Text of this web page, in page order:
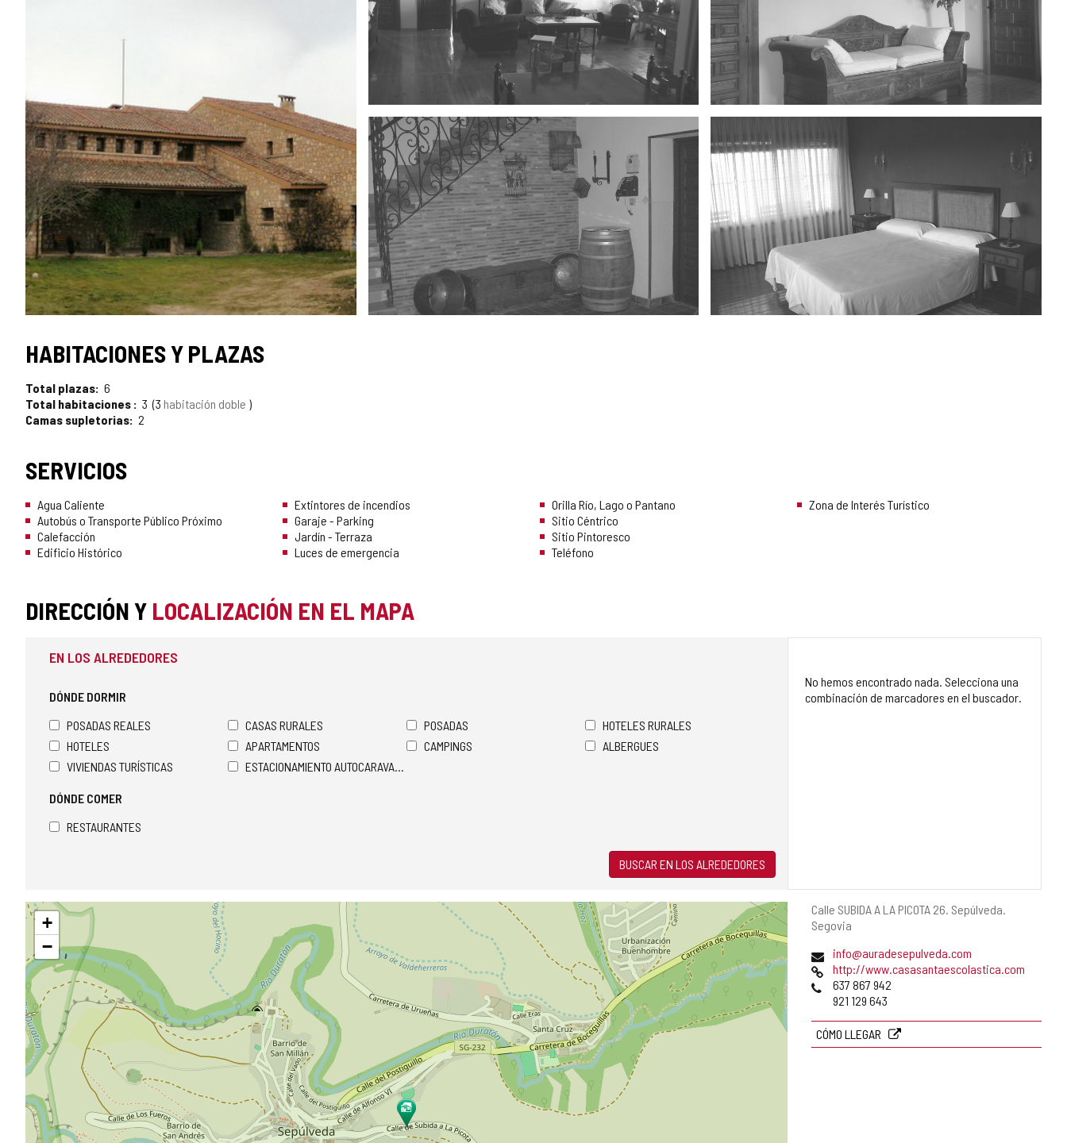
HABITACIONES Y PLAZAS
Total plazas 6
Total habitaciones
3 3 habitación doble
Camas supletorias 2
SERVICIOS
Agua Caliente
Autobús o Transporte Público Próximo
Calefacción
Edificio Histórico
Extintores de incendios
Garaje - Parking
Jardín - Terraza
Luces de emergencia
Orilla Río, Lago o Pantano
Sitio Céntrico
Sitio Pintoresco
Teléfono
Zona de Interés Turístico
DIRECCIÓN Y LOCALIZACIÓN EN EL MAPA
Dirección
postal
Calle SUBIDA A LA PICOTA 26. Sepúlveda.
Segovia
Dirección
de
correo
electrónico
info@auradesepulveda.com
Página
Web
http://www.casasantaescolastica.com
Teléfonos
637 867 942
921 129 643
CÓMO LLEGAR
EN LOS ALREDEDORES
DÓNDE DORMIR
POSADAS REALES
CASAS RURALES POSADAS
HOTELES RURALES
HOTELES
APARTAMENTOS CAMPINGS
ALBERGUES
VIVIENDAS TURÍSTICAS
ESTACIONAMIENTO AUTOCARAVANAS
DÓNDE COMER
RESTAURANTES
BUSCAR EN LOS ALREDEDORES
No hemos encontrado nada. Selecciona una
combinación de marcadores en el buscador.
Saltar
mapa
+
−